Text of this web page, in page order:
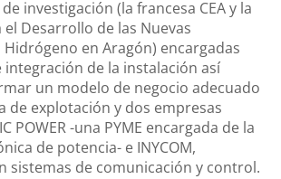
investigación (la francesa CEA y la
Desarrollo de las Nuevas
Hidrógeno en Aragón) encargadas
de la instalación así
un modelo de negocio adecuado
de explotación y dos empresas
POWER -una PYME encargada de la
de potencia- e INYCOM,
sistemas de comunicación y control.